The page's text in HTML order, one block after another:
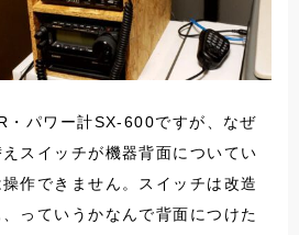
・パワー計SX-600ですが、なぜ
スイッチが機器背面についてい
作できません。スイッチは改造
っていうかなんで背面につけた